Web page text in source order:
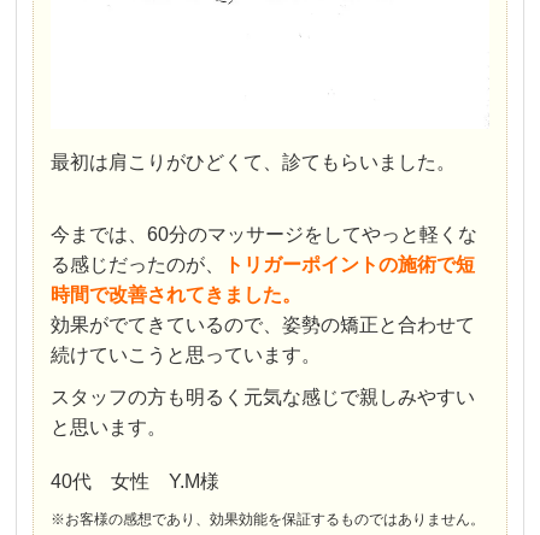
最初は肩こりがひどくて、診てもらいました。
今までは、60分のマッサージをしてやっと軽くな
る感じだったのが、
トリガーポイントの施術で短
時間で改善されてきました。
効果がでてきているので、姿勢の矯正と合わせて
続けていこうと思っています。
スタッフの方も明るく元気な感じで親しみやすい
と思います。
40代 女性 Y.M様
※お客様の感想であり、効果効能を保証するものではありません。